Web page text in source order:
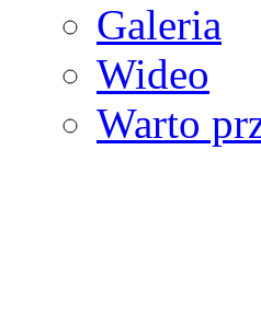
Galeria
Wideo
Warto